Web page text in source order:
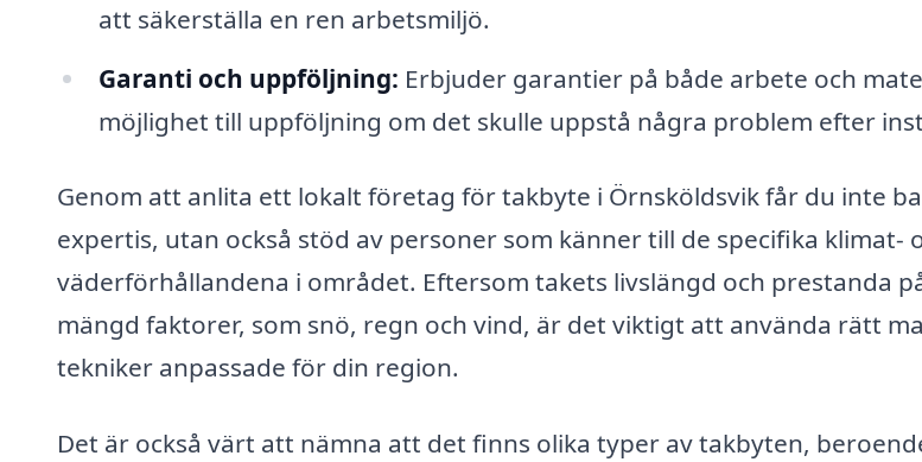
att säkerställa en ren arbetsmiljö.
Garanti och uppföljning: Erbjuder garantier på både arbete och
möjlighet till uppföljning om det skulle uppstå några problem efter
Genom att anlita ett lokalt företag för takbyte i Örnsköldsvik får du inte
expertis, utan också stöd av personer som känner till de specifika klimat-
väderförhållandena i området. Eftersom takets livslängd och prestanda
mängd faktorer, som snö, regn och vind, är det viktigt att använda rätt
tekniker anpassade för din region.
Det är också värt att nämna att det finns olika typer av takbyten,